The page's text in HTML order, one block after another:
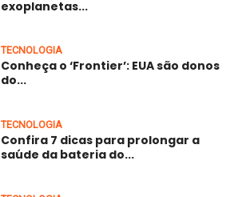
exoplanetas...
TECNOLOGIA
Conheça o ‘Frontier’: EUA são donos
do...
TECNOLOGIA
Confira 7 dicas para prolongar a
saúde da bateria do...